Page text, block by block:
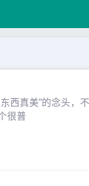
西真美”的念头，
很普